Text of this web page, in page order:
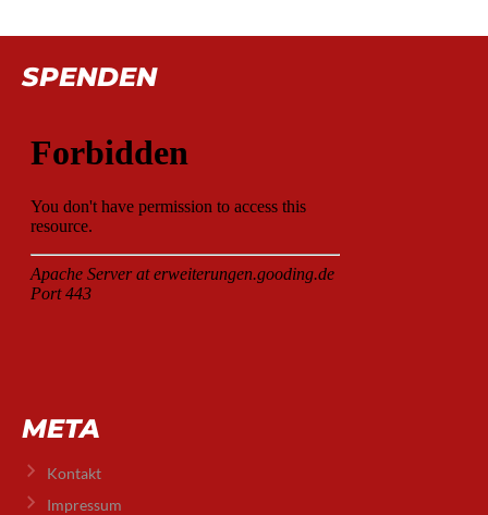
SPENDEN
META
Kontakt
Impressum